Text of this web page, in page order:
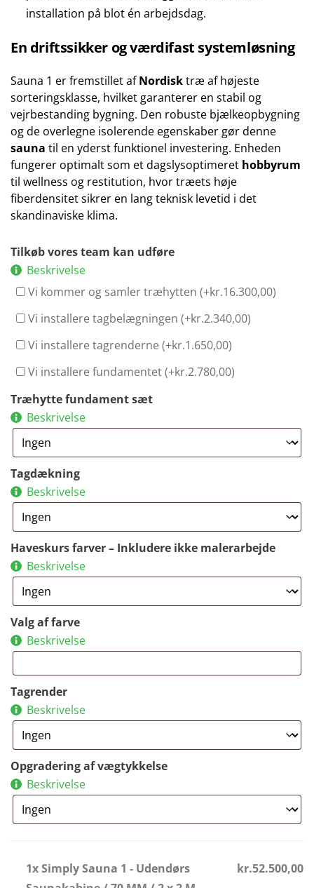
installation på blot én arbejdsdag.
En driftssikker og værdifast systemløsning
Sauna 1 er fremstillet afNordisktræ af højeste
sorteringsklasse, hvilket garanterer en stabil og
vejrbestanding bygning. Den robuste bjælkeopbygning
og de overlegne isolerende egenskaber gør denne
sauna til en yderst funktionel investering. Enheden
fungerer optimalt som et dagslysoptimeret hobbyrum
til wellness og restitution, hvor træets høje
fiberdensitet sikrer en lang teknisk levetid i det
skandinaviske klima.
Tilkøb vores team kan udføre
Beskrivelse
Vi kommer og samler træhytten (+kr.16.300,00)
Vi installere tagbelægningen (+kr.2.340,00)
Vi installere tagrenderne (+kr.1.650,00)
Vi installere fundamentet (+kr.2.780,00)
Træhytte fundament sæt
Beskrivelse
Tagdækning
Beskrivelse
Haveskurs farver – Inkludere ikke malerarbejde
Beskrivelse
Valg af farve
Beskrivelse
Tagrender
Beskrivelse
Opgradering af vægtykkelse
Beskrivelse
1x Simply Sauna 1 - Udendørs
kr.52.500,00